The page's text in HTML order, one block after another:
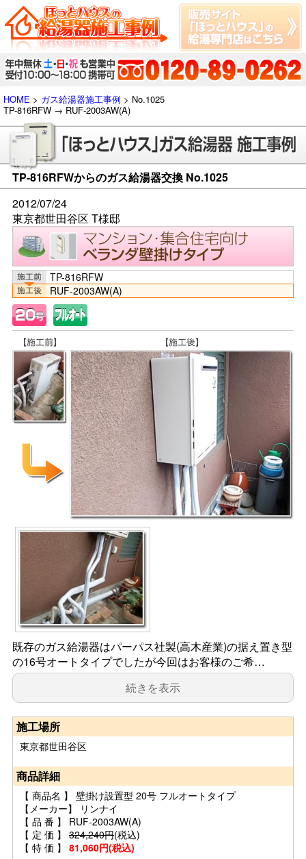
HOME > ガス給湯器施工事例 > No.1025
TP-816RFW → RUF-2003AW(A)
TP-816RFWからのガス給湯器交換 No.1025
2012/07/24
東京都世田谷区 T様邸
TP-816RFW
RUF-2003AW(A)
既存のガス給湯器はパーパス社製(高木産業)の据え置き型
の16号オートタイプでしたが今回はお客様のご希…
続きを表示
施工場所
東京都世田谷区
商品詳細
【 商品名 】 壁掛け設置型 20号 フルオートタイプ
【メーカー】 リンナイ
【 品 番 】 RUF-2003AW(A)
【 定 価 】 324,240円(税込)
【 特 価 】 81,060円(税込)